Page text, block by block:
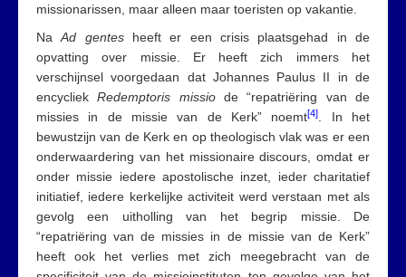
missionarissen, maar alleen maar toeristen op vakantie.
NaAd gentesheeft er een crisis plaatsgehad in de
opvatting over missie. Er heeft zich immers het
verschijnsel voorgedaan dat Johannes Paulus II in de
encycliekRedemptoris missiode “repatriëring van de
missies in de missie van de Kerk” noemt[4]. In het
bewustzijn van de Kerk en op theologisch vlak was er een
onderwaardering van het missionaire discours, omdat er
onder missie iedere apostolische inzet, ieder charitatief
initiatief, iedere kerkelijke activiteit werd verstaan met als
gevolg een uitholling van het begrip missie. De
“repatriëring van de missies in de missie van de Kerk”
heeft ook het verlies met zich meegebracht van de